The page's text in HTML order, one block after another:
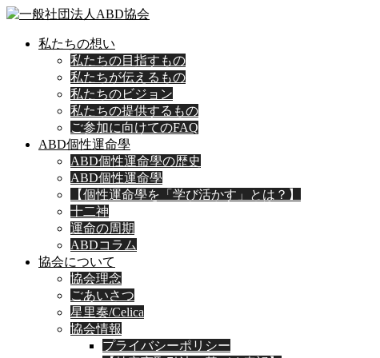
私たちの想い
私たちの目指すもの
私たちが伝えるもの
私たちのビジョン
私たちの提供するもの
ご参加に向けてのFAQ
ABD個性運命學
ABD個性運命學の歴史
ABD個性運命學
【個性運命學を「学び活かす」とは？】
十二神
運命の周期
ABDコラム
協会について
協会理念
ごあいさつ
星里奏/Celica
協会情報
プライバシーポリシー